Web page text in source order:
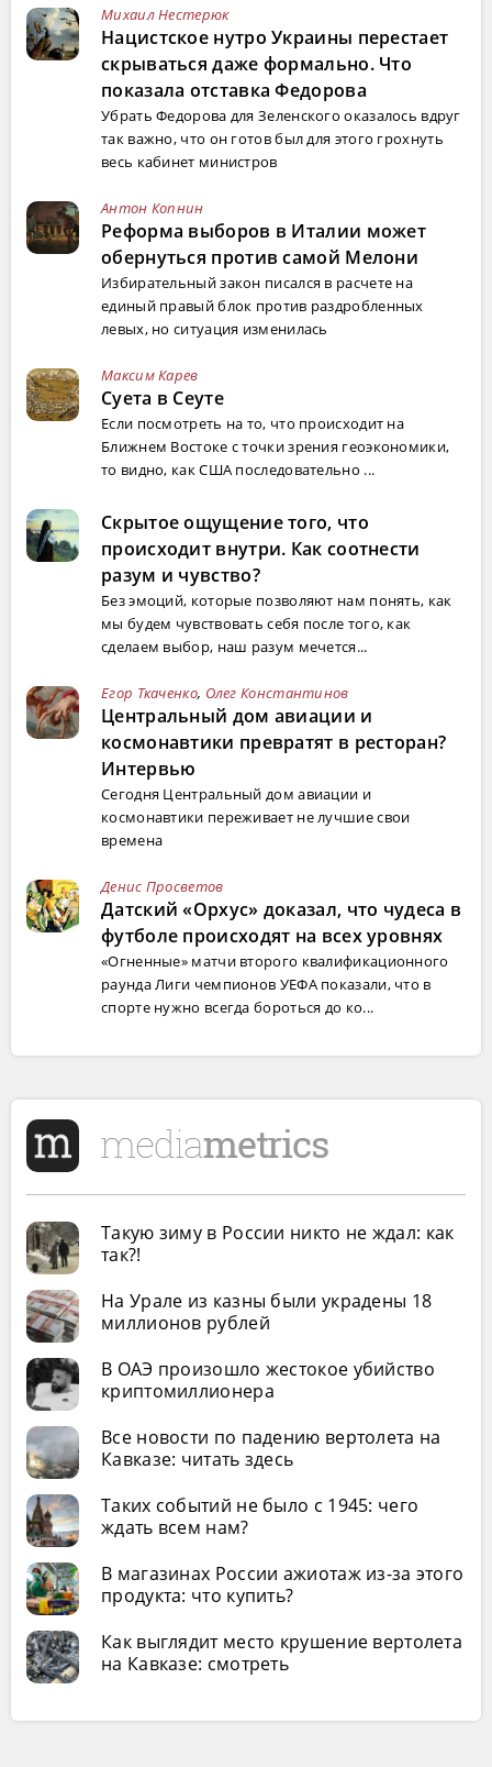
Михаил Нестерюк
Нацистское нутро Украины перестает
скрываться даже формально. Что
показала отставка Федорова
Убрать Федорова для Зеленского оказалось вдруг
так важно, что он готов был для этого грохнуть
весь кабинет министров
Антон Копнин
Реформа выборов в Италии может
обернуться против самой Мелони
Избирательный закон писался в расчете на
единый правый блок против раздробленных
левых, но ситуация изменилась
Максим Карев
Суета в Сеуте
Если посмотреть на то, что происходит на
Ближнем Востоке с точки зрения геоэкономики,
то видно, как США последовательно ...
Скрытое ощущение того, что
происходит внутри. Как соотнести
разум и чувство?
Без эмоций, которые позволяют нам понять, как
мы будем чувствовать себя после того, как
сделаем выбор, наш разум мечется...
Егор Ткаченко, Олег Константинов
Центральный дом авиации и
космонавтики превратят в ресторан?
Интервью
Сегодня Центральный дом авиации и
космонавтики переживает не лучшие свои
времена
Денис Просветов
Датский «Орхус» доказал, что чудеса в
футболе происходят на всех уровнях
«Огненные» матчи второго квалификационного
раунда Лиги чемпионов УЕФА показали, что в
спорте нужно всегда бороться до ко...
Такую зиму в России никто не ждал: как
так?!
На Урале из казны были украдены 18
миллионов рублей
В ОАЭ произошло жестокое убийство
криптомиллионера
Все новости по падению вертолета на
Кавказе: читать здесь
Таких событий не было с 1945: чего
ждать всем нам?
В магазинах России ажиотаж из-за этого
продукта: что купить?
Как выглядит место крушение вертолета
на Кавказе: смотреть